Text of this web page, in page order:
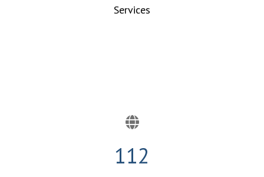
Services
145